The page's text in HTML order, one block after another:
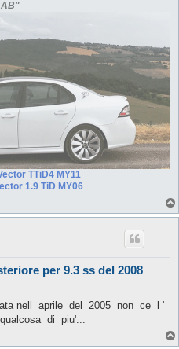
TTiD4 MY11
1.9 TiD MY06
per 9.3 ss del 2008
nell aprile del 2005 non ce l '
di piu'...